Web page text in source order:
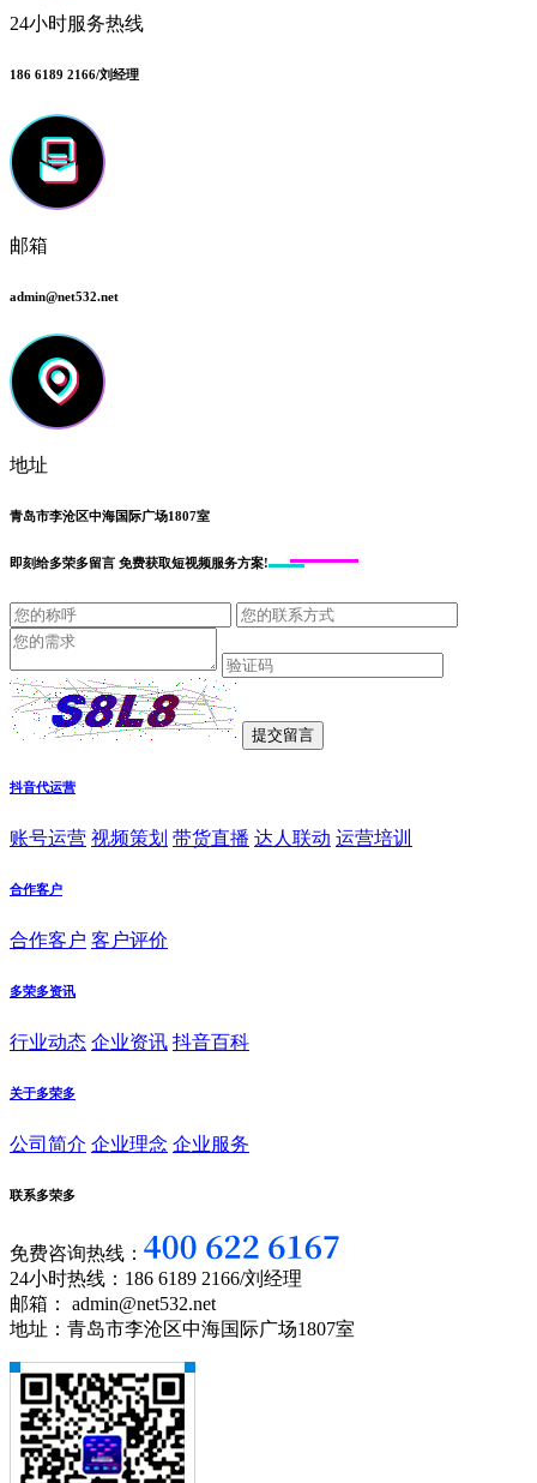
24小时服务热线
186 6189 2166/刘经理
邮箱
admin@net532.net
地址
青岛市李沧区中海国际广场1807室
即刻给多荣多留言 免费获取短视频服务方案!
抖音代运营
账号运营 视频策划 带货直播 达人联动 运营培训
合作客户
合作客户 客户评价
多荣多资讯
行业动态 企业资讯 抖音百科
关于多荣多
公司简介 企业理念 企业服务
联系多荣多
免费咨询热线：
24小时热线：186 6189 2166/刘经理
邮箱： admin@net532.net
地址：青岛市李沧区中海国际广场1807室